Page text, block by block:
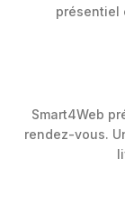
présentiel
Smart4Web
rendez-vous.